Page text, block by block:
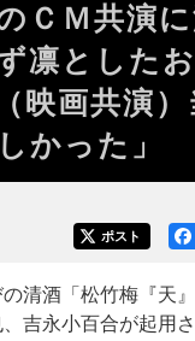
ＣＭ共演
ず凛とした
映画共演
かった」
ポスト
清酒「松竹梅『天
吉永小百合が起用